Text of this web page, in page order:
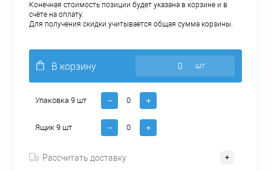
Конечная стоимость позиции будет указана в корзине и в
счёте на оплату.
Для получения скидки учитывается общая сумма корзины.
В корзину шт
Упаковка 9 шт
Ящик 9 шт
Рассчитать доставку